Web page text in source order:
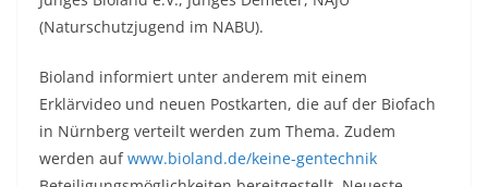
(Naturschutzjugend im NABU).
Bioland informiert unter anderem mit einem
Erklärvideo und neuen Postkarten, die auf der Biofach
in Nürnberg verteilt werden zum Thema. Zudem
werden aufwww.bioland.de/keine-gentechnik